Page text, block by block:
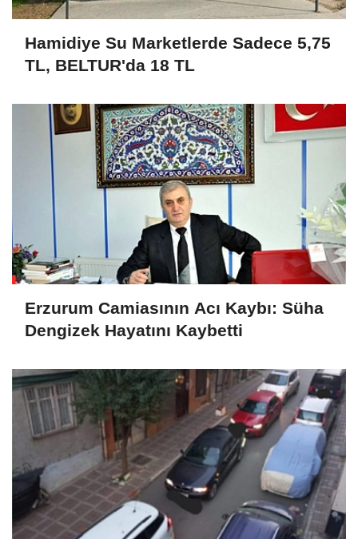
Hamidiye Su Marketlerde Sadece 5,75
TL, BELTUR'da 18 TL
Erzurum Camiasının Acı Kaybı: Süha
Dengizek Hayatını Kaybetti